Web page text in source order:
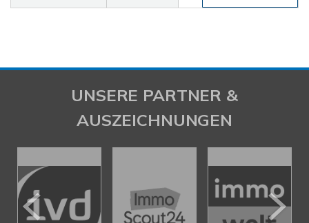
UNSERE PARTNER &
AUSZEICHNUNGEN